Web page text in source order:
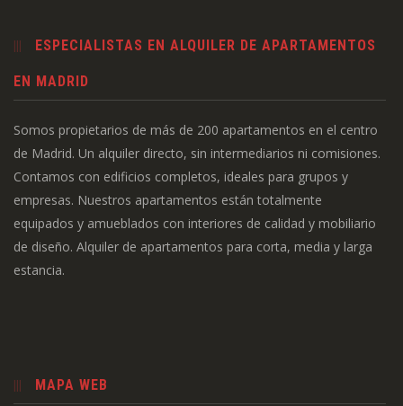
ESPECIALISTAS EN ALQUILER DE APARTAMENTOS
EN MADRID
Somos propietarios de más de 200 apartamentos en el centro
de Madrid. Un alquiler directo, sin intermediarios ni comisiones.
Contamos con edificios completos, ideales para grupos y
empresas. Nuestros apartamentos están totalmente
equipados y amueblados con interiores de calidad y mobiliario
de diseño. Alquiler de apartamentos para corta, media y larga
estancia.
MAPA WEB